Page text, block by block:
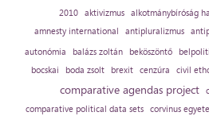
2010 aktivizmus alkotmánybíróság
amnesty international
antipluralizmus
autonómia
balázs zoltán beköszöntő
bocskai boda zsolt brexit cenzúra civil
comparative agendas project
comparative political data sets corvinus